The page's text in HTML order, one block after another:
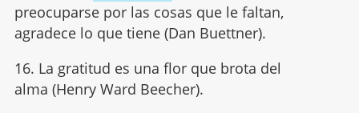
preocuparse por las cosas que le faltan,
agradece lo que tiene (Dan Buettner).
16. La gratitud es una flor que brota del
alma (Henry Ward Beecher).